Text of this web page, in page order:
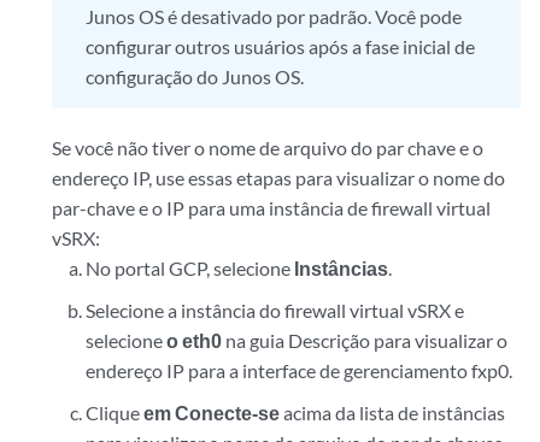
Junos OS é desativado por padrão. Você pode
configurar outros usuários após a fase inicial de
configuração do Junos OS.
Se você não tiver o nome de arquivo do par chave e o
endereço IP, use essas etapas para visualizar o nome do
par-chave e o IP para uma instância de firewall virtual
vSRX:
No portal GCP, selecione Instâncias.
Selecione a instância do firewall virtual vSRX e
selecioneo eth0na guia Descrição para visualizar o
endereço IP para a interface de gerenciamento fxp0.
Cliqueem Conecte-seacima da lista de instâncias